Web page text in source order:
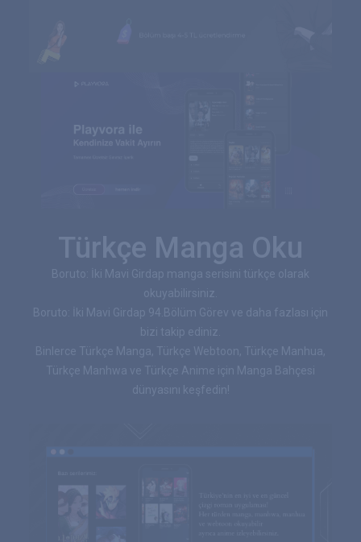
Türkçe Manga Oku
Boruto: İki Mavi Girdap manga serisini türkçe olarak
okuyabilirsiniz.
Boruto: İki Mavi Girdap 94.Bölüm Görev ve daha fazlası için
bizi takip ediniz.
Binlerce Türkçe Manga, Türkçe Webtoon, Türkçe Manhua,
Türkçe Manhwa ve Türkçe Anime için Manga Bahçesi
dünyasını keşfedin!